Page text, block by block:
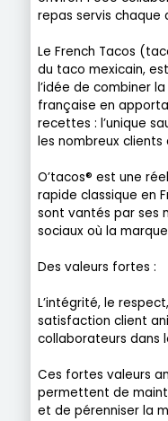
repas servis chaque
Le French Tacos
du taco mexicain,
l’idée de combiner
française en
recettes : l’unique
les nombreux clients
O’tacos® est une
rapide classique en
sont vantés par ses
sociaux où la
Des valeurs fortes :
L’intégrité, le
satisfaction client
collaborateurs dans
Ces fortes valeurs
permettent de
et de pérenniser la